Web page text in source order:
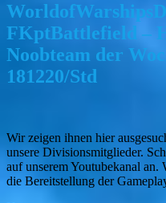
FKptBattlefield –
Noobteam der
181220/Std
Wir zeigen ihnen hier
unsere Divisionsmitglieder.
auf unserem Youtubekanal
die Bereitstellung der